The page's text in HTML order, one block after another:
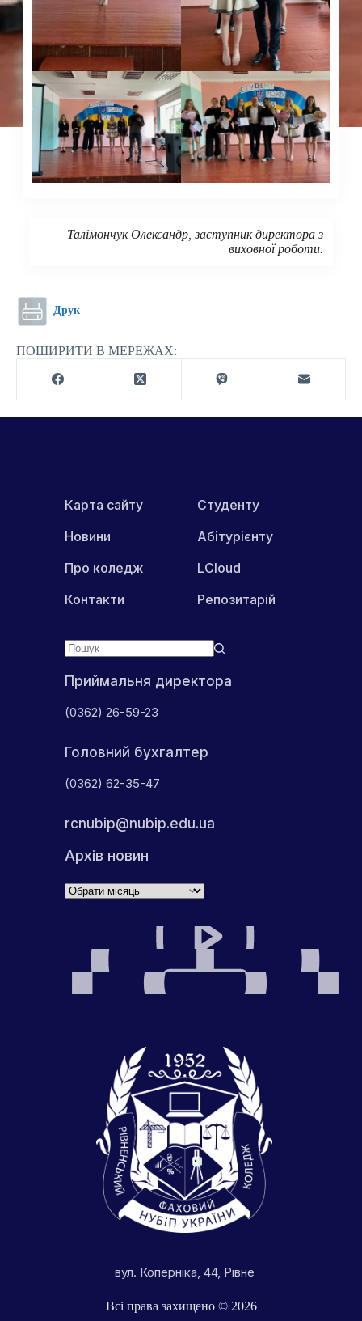
Талімончук Олександр, заступник директора з
виховної роботи.
Друк
ПОШИРИТИ В МЕРЕЖАХ:
Приймальня директора
(0362) 26-59-23
Головний бухгалтер
(0362) 62-35-47
rcnubip@nubip.edu.ua
Архів новин
Архіви
вул. Коперніка, 44, Рівне
Карта сайту
Новини
Про коледж
Контакти
Студенту
Абітурієнту
LCloud
Репозитарій
Всі права захищено © 2026